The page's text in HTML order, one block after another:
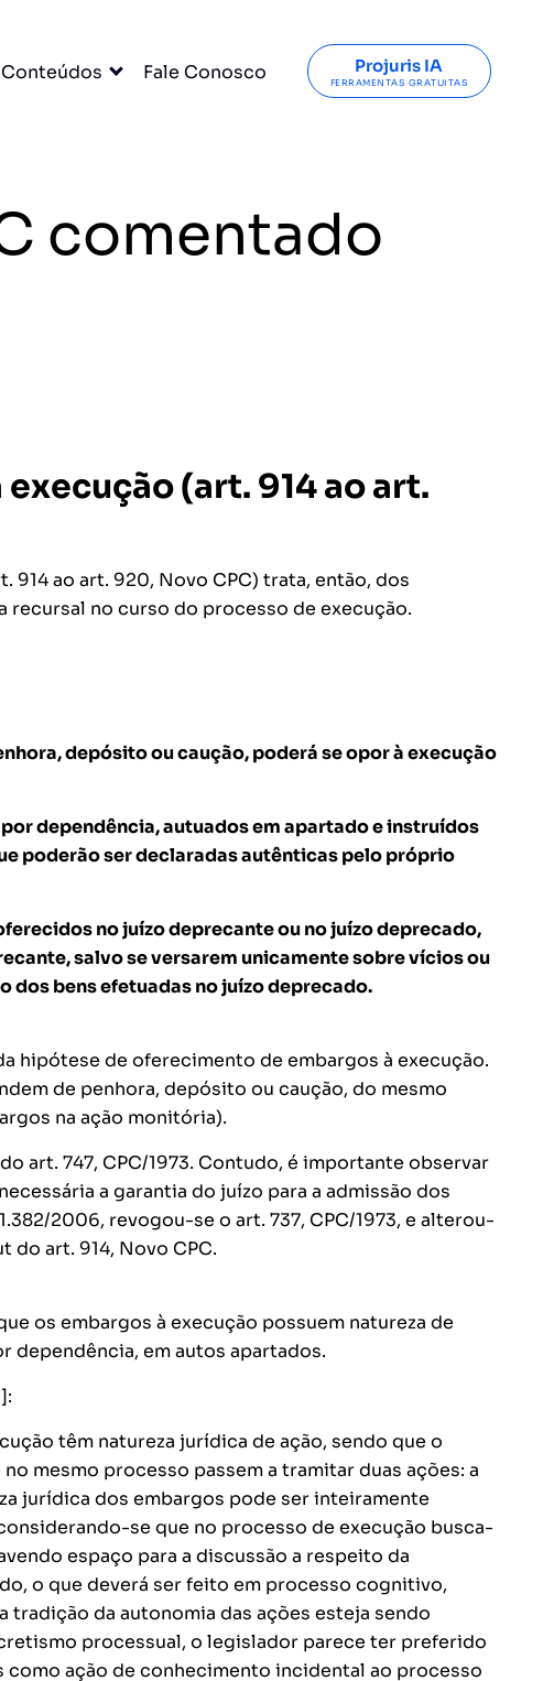
Conteúdos Fale Conosco Projuris IA
FERRAMENTAS GRATUITAS
comentado
(art. 914 ao art.
ao art. 920, Novo CPC) trata, então, dos
recursal no curso do processo de execução.
depósito ou caução, poderá se opor à execução
dependência, autuados em apartado e instruídos
poderão ser declaradas autênticas pelo próprio
no juízo deprecante ou no juízo deprecado,
salvo se versarem unicamente sobre vícios ou
dos bens efetuadas no juízo deprecado.
hipótese de oferecimento de embargos à execução.
de penhora, depósito ou caução, do mesmo
na ação monitória).
art. 747, CPC/1973. Contudo, é importante observar
a garantia do juízo para a admissão dos
2006, revogou-se o art. 737, CPC/1973, e alterou-
do art. 914, Novo CPC.
os embargos à execução possuem natureza de
dependência, em autos apartados.
têm natureza jurídica de ação, sendo que o
mesmo processo passem a tramitar duas ações: a
jurídica dos embargos pode ser inteiramente
se que no processo de execução busca-
espaço para a discussão a respeito da
o que deverá ser feito em processo cognitivo,
tradição da autonomia das ações esteja sendo
processual, o legislador parece ter preferido
ação de conhecimento incidental ao processo